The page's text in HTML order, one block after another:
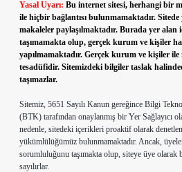
Yasal Uyarı: Bu internet sitesi, herhangi bir
ile hiçbir bağlantısı bulunmamaktadır. Sitede
makaleler paylaşılmaktadır. Burada yer
taşımamakta olup, gerçek kurum ve kişiler
yapılmamaktadır. Gerçek kurum ve kişiler
tesadüfidir. Sitemizdeki bilgiler taslak
taşımazlar.
Sitemiz, 5651 Sayılı Kanun gereğince Bilgi
(BTK) tarafından onaylanmış bir Yer Sağlayıcı
nedenle, sitedeki içerikleri proaktif olarak
yükümlülüğümüz bulunmamaktadır. Ancak,
sorumluluğunu taşımakta olup, siteye üye
sayılırlar.